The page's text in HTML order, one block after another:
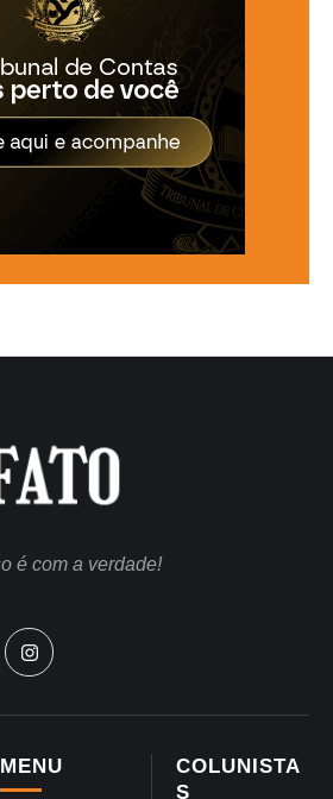
COLUNISTA
S
MENU
é com a verdade!